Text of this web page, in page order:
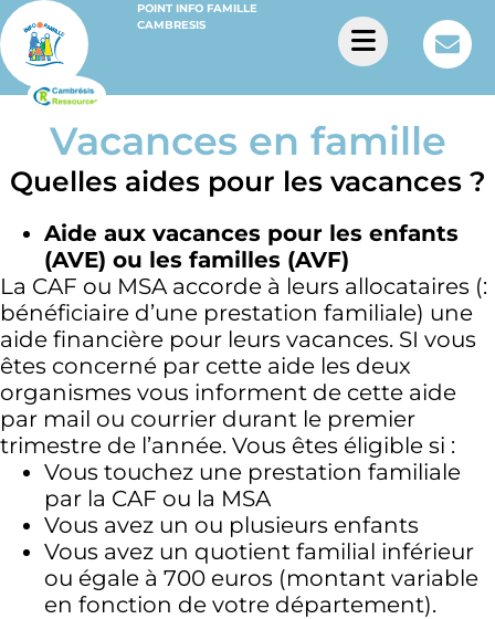
POINT INFO FAMILLE
CAMBRESIS
Vacances en famille
Quelles aides pour les vacances ?
Aide aux vacances pour les enfants
(AVE) ou les familles (AVF)
La CAF ou MSA accorde à leurs allocataires (:
bénéficiaire d’une prestation familiale) une
aide financière pour leurs vacances. SI vous
êtes concerné par cette aide les deux
organismes vous informent de cette aide
par mail ou courrier durant le premier
trimestre de l’année. Vous êtes éligible si :
Vous touchez une prestation familiale
par la CAF ou la MSA
Vous avez un ou plusieurs enfants
Vous avez un quotient familial inférieur
ou égale à 700 euros (montant variable
en fonction de votre département).